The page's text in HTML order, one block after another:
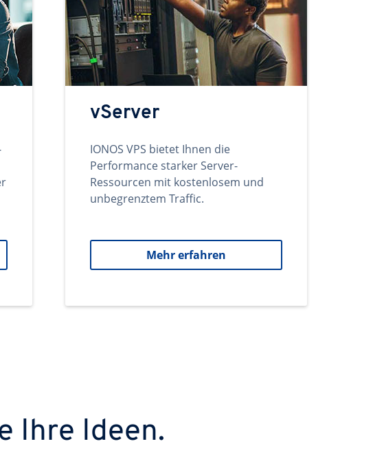
vServer
IONOS VPS bietet Ihnen die
Performance starker Server-
Ressourcen mit kostenlosem und
unbegrenztem Traffic.
Mehr erfahren
Ihre Ideen.